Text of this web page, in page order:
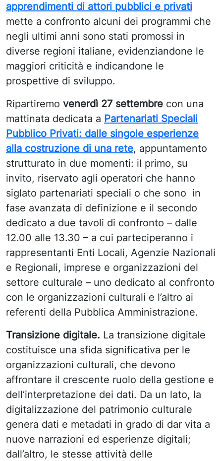
apprendimenti di attori pubblici e privati
mette a confronto alcuni dei programmi che
negli ultimi anni sono stati promossi in
diverse regioni italiane, evidenziandone le
maggiori criticità e indicandone le
prospettive di sviluppo.
Ripartiremo venerdì 27 settembre con una
mattinata dedicata a Partenariati Speciali
Pubblico Privati: dalle singole esperienze
alla costruzione di una rete, appuntamento
strutturato in due momenti: il primo, su
invito, riservato agli operatori che hanno
siglato partenariati speciali o che sono in
fase avanzata di definizione e il secondo
dedicato a due tavoli di confronto – dalle
12.00 alle 13.30 – a cui parteciperanno i
rappresentanti Enti Locali, Agenzie Nazionali
e Regionali, imprese e organizzazioni del
settore culturale – uno dedicato al confronto
con le organizzazioni culturali e l’altro ai
referenti della Pubblica Amministrazione.
Transizione digitale. La transizione digitale
costituisce una sfida significativa per le
organizzazioni culturali, che devono
affrontare il crescente ruolo della gestione e
dell’interpretazione dei dati. Da un lato, la
digitalizzazione del patrimonio culturale
genera dati e metadati in grado di dar vita a
nuove narrazioni ed esperienze digitali;
dall’altro, le stesse attività delle